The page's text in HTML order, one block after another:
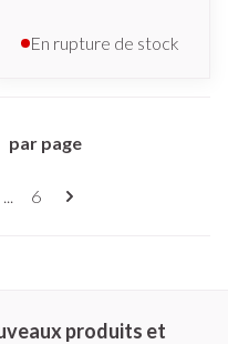
En rupture de stock
la page
... Page
6
par page
produits et